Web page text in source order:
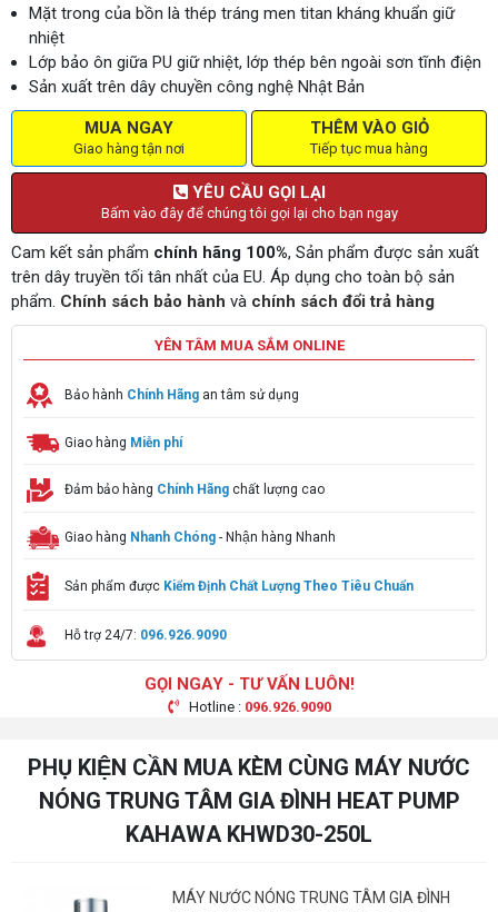
Mặt trong của bồn là thép tráng men titan kháng khuẩn giữ
nhiệt
Lớp bảo ôn giữa PU giữ nhiệt, lớp thép bên ngoài sơn tĩnh điện
Sản xuất trên dây chuyền công nghệ Nhật Bản
MUA NGAY
Giao hàng tận nơi
THÊM VÀO GIỎ
Tiếp tục mua hàng
YÊU CẦU GỌI LẠI
Bấm vào đây để chúng tôi gọi lại cho bạn ngay
Cam kết sản phẩm chính hãng 100%, Sản phẩm được sản xuất
trên dây truyền tối tân nhất của EU. Áp dụng cho toàn bộ sản
phẩm. Chính sách bảo hành và chính sách đổi trả hàng
YÊN TÂM MUA SẮM ONLINE
Bảo hành Chính Hãng an tâm sử dụng
Giao hàng Miễn phí
Đảm bảo hàng Chính Hãng chất lượng cao
Giao hàng Nhanh Chóng - Nhận hàng Nhanh
Sản phẩm được Kiểm Định Chất Lượng Theo Tiêu Chuẩn
Hỗ trợ 24/7: 096.926.9090
GỌI NGAY - TƯ VẤN LUÔN!
Hotline : 096.926.9090
PHỤ KIỆN CẦN MUA KÈM CÙNG MÁY NƯỚC
NÓNG TRUNG TÂM GIA ĐÌNH HEAT PUMP
KAHAWA KHWD30-250L
MÁY NƯỚC NÓNG TRUNG TÂM GIA ĐÌNH